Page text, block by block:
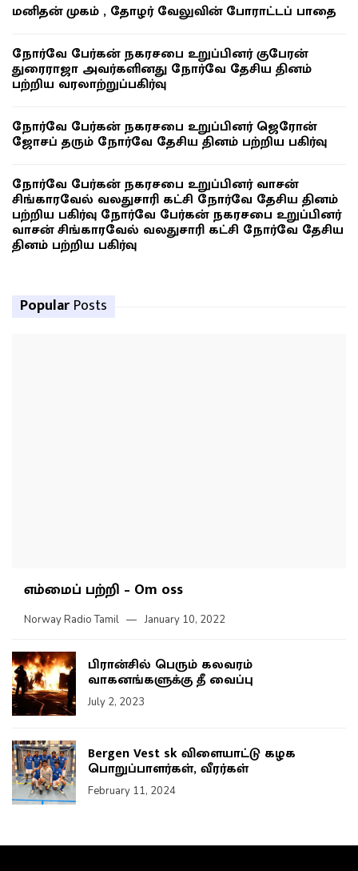
மனிதன் முகம் , தோழர் வேலுவின் போராட்டப் பாதை
நோர்வே பேர்கன் நகரசபை உறுப்பினர் குபேரன்
துரைராஜா அவர்களினது நோர்வே தேசிய தினம்
பற்றிய வரலாற்றுப்பகிர்வு
நோர்வே பேர்கன் நகரசபை உறுப்பினர் ஜெரோன்
ஜோசப் தரும் நோர்வே தேசிய தினம் பற்றிய பகிர்வு
நோர்வே பேர்கன் நகரசபை உறுப்பினர் வாசன்
சிங்காரவேல் வலதுசாரி கட்சி நோர்வே தேசிய தினம்
பற்றிய பகிர்வு நோர்வே பேர்கன் நகரசபை உறுப்பினர்
வாசன் சிங்காரவேல் வலதுசாரி கட்சி நோர்வே தேசிய
தினம் பற்றிய பகிர்வு
Popular Posts
எம்மைப் பற்றி – Om oss
Norway Radio Tamil January 10, 2022
பிரான்சில் பெரும் கலவரம்
வாகனங்களுக்கு தீ வைப்பு
July 2, 2023
Bergen Vest sk விளையாட்டு கழக
பொறுப்பாளர்கள், வீரர்கள்
February 11, 2024